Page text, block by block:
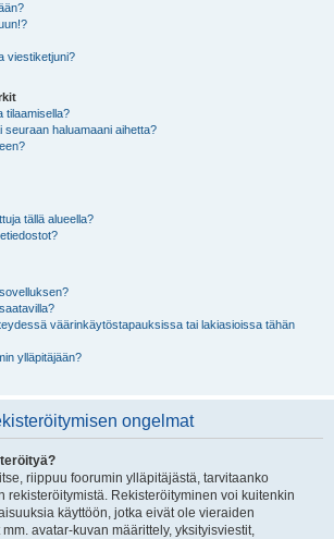
viestiketjuni?
tilaamisella?
seuraan haluamaani aihetta?
tällä alueella?
väärinkäytöstapauksissa tai lakiasioissa tähän
ylläpitäjään?
ongelmat
riippuu foorumin ylläpitäjästä, tarvitaanko
rekisteröitymistä. Rekisteröityminen voi kuitenkin
käyttöön, jotka eivät ole vieraiden
avatar-kuvan määrittely, yksityisviestit,